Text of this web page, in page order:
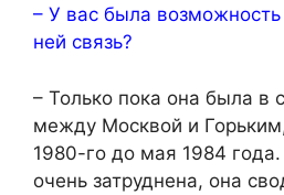
– У вас была
ней связь?
– Только пока она была в
между Москвой и
1980-го до мая 1984
очень затруднена, она